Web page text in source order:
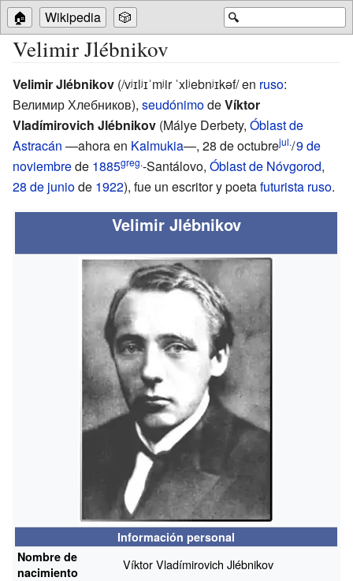
🔍
🏠 Wikipedia 🎲
Velimir Jlébnikov
Velimir Jlébnikov (/vʲɪlʲɪˈmʲir ˈxlʲebnʲɪkəf/en ruso:
Велимир Хлебников), seudónimodeVíktor
Vladímirovich Jlébnikov (Málye Derbety, Óblast de
Astracán —ahora en Kalmukia—, 28 de octubrejul. /9 de
noviembrede 1885greg. -Santálovo, Óblast de Nóvgorod,
28 de juniode 1922), fue un escritor y poetafuturista ruso.
Velimir Jlébnikov
Información personal
Nombre de
nacimiento
Víktor Vladímirovich Jlébnikov